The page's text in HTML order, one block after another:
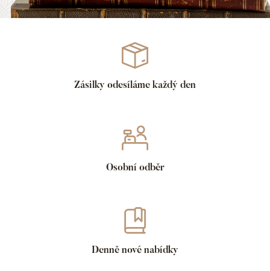
Zásilky odesíláme každý den
Osobní odběr
Denně nové nabídky